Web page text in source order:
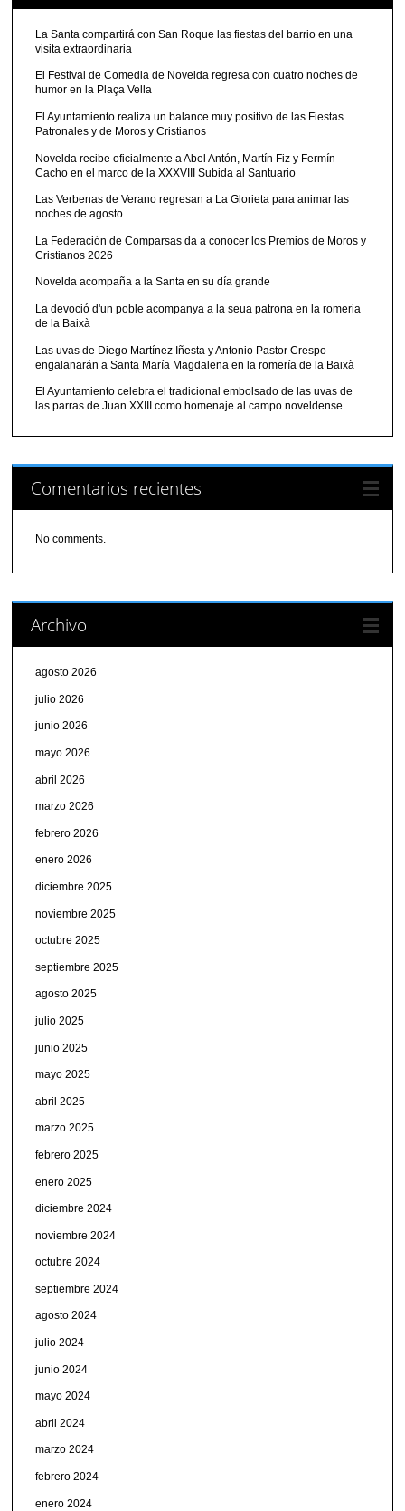
La Santa compartirá con San Roque las fiestas del barrio en una
visita extraordinaria
El Festival de Comedia de Novelda regresa con cuatro noches de
humor en la Plaça Vella
El Ayuntamiento realiza un balance muy positivo de las Fiestas
Patronales y de Moros y Cristianos
Novelda recibe oficialmente a Abel Antón, Martín Fiz y Fermín
Cacho en el marco de la XXXVIII Subida al Santuario
Las Verbenas de Verano regresan a La Glorieta para animar las
noches de agosto
La Federación de Comparsas da a conocer los Premios de Moros y
Cristianos 2026
Novelda acompaña a la Santa en su día grande
La devoció d'un poble acompanya a la seua patrona en la romeria
de la Baixà
Las uvas de Diego Martínez Iñesta y Antonio Pastor Crespo
engalanarán a Santa María Magdalena en la romería de la Baixà
El Ayuntamiento celebra el tradicional embolsado de las uvas de
las parras de Juan XXIII como homenaje al campo noveldense
Comentarios recientes
No comments.
Archivo
agosto 2026
julio 2026
junio 2026
mayo 2026
abril 2026
marzo 2026
febrero 2026
enero 2026
diciembre 2025
noviembre 2025
octubre 2025
septiembre 2025
agosto 2025
julio 2025
junio 2025
mayo 2025
abril 2025
marzo 2025
febrero 2025
enero 2025
diciembre 2024
noviembre 2024
octubre 2024
septiembre 2024
agosto 2024
julio 2024
junio 2024
mayo 2024
abril 2024
marzo 2024
febrero 2024
enero 2024